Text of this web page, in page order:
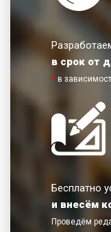
в срок от
* в
Бесплатно
и внесём
Проведём